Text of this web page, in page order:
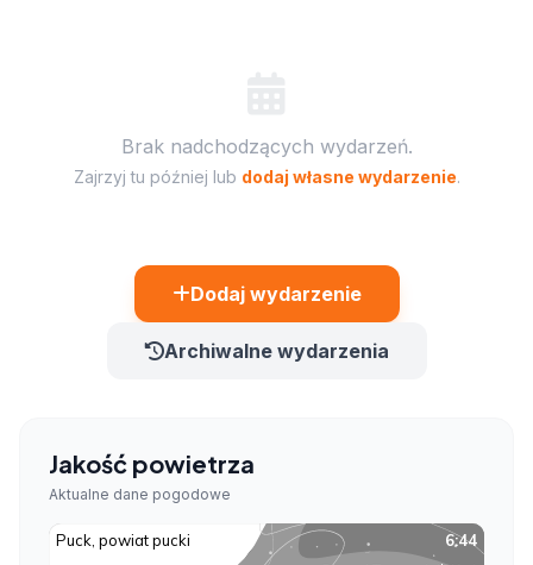
Brak nadchodzących wydarzeń.
Zajrzyj tu później lub dodaj własne wydarzenie.
Dodaj wydarzenie
Archiwalne wydarzenia
Jakość powietrza
Aktualne dane pogodowe